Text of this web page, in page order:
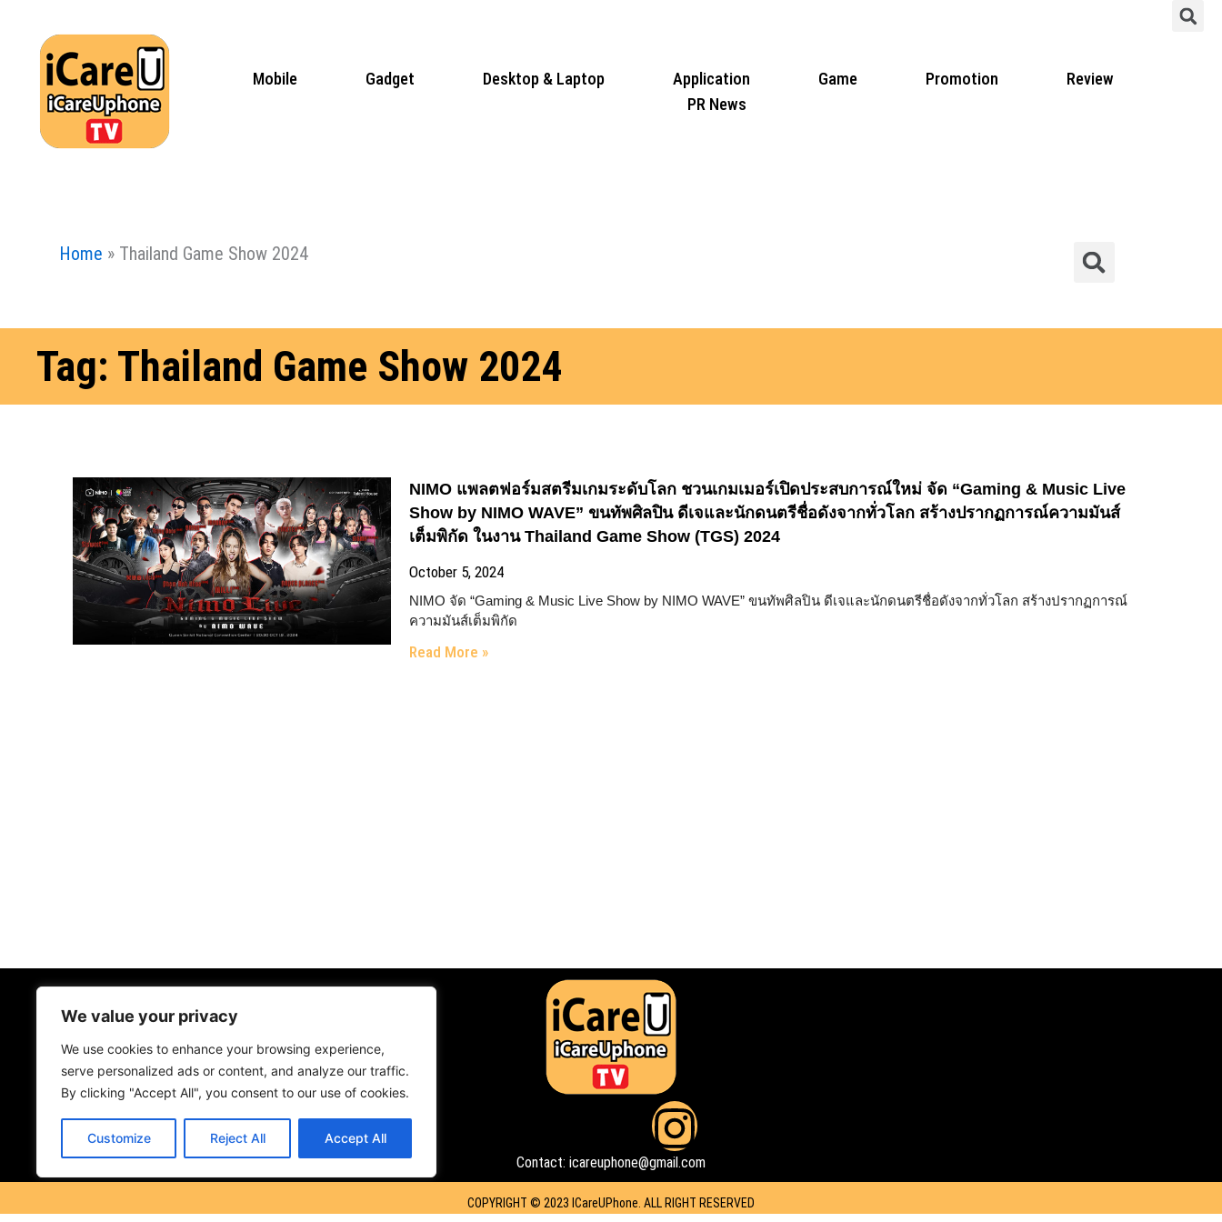
We value your privacy
We use cookies to enhance your browsing experience,
serve personalized ads or content, and analyze our traffic.
By clicking "Accept All", you consent to our use of cookies.
Customize Reject All Accept All
content
Mobile Gadget Desktop & Laptop Application Game Promotion
Review
PR News
Home » Thailand Game Show 2024
Tag: Thailand Game Show 2024
NIMO แพลตฟอร์มสตรีมเกมระดับโลก ชวนเกมเมอร์เปิดประสบการณ์ใหม่ จัด “Gaming & Music Live
Show by NIMO WAVE” ขนทัพศิลปิน ดีเจและนักดนตรีชื่อดังจากทั่วโลก สร้างปรากฏการณ์ความมันส์
เต็มพิกัด ในงาน Thailand Game Show (TGS) 2024
October 5, 2024
NIMO จัด “Gaming & Music Live Show by NIMO WAVE” ขนทัพศิลปิน ดีเจและนักดนตรีชื่อดังจากทั่วโลก สร้างปรากฏการณ์
ความมันส์เต็มพิกัด
Read More »
a
c
o
u
I
n
s
Contact: icareuphone@gmail.com
COPYRIGHT © 2023 ICareUPhone. ALL RIGHT RESERVED